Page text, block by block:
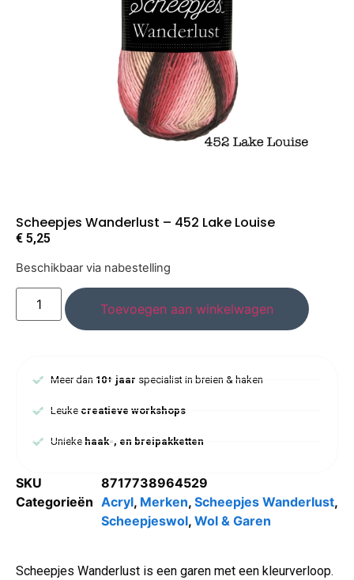
Scheepjes Wanderlust – 452 Lake Louise
€ 5,25
Beschikbaar via nabestelling
Toevoegen aan winkelwagen
Meer dan 10+ jaar specialist in breien & haken
Leuke creatieve workshops
Uniekehaak-, en breipakketten
SKU
8717738964529
Categorieën Acryl, Merken, Scheepjes Wanderlust,
Scheepjeswol, Wol & Garen
Scheepjes Wanderlust is een garen met een kleurverloop.